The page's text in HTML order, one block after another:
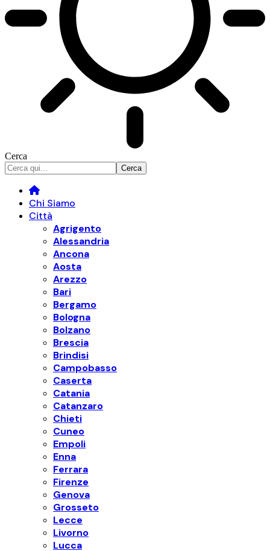
Cerca
Chi Siamo
Città
Agrigento
Alessandria
Ancona
Aosta
Arezzo
Bari
Bergamo
Bologna
Bolzano
Brescia
Brindisi
Campobasso
Caserta
Catania
Catanzaro
Chieti
Cuneo
Empoli
Enna
Ferrara
Firenze
Genova
Grosseto
Lecce
Livorno
Lucca